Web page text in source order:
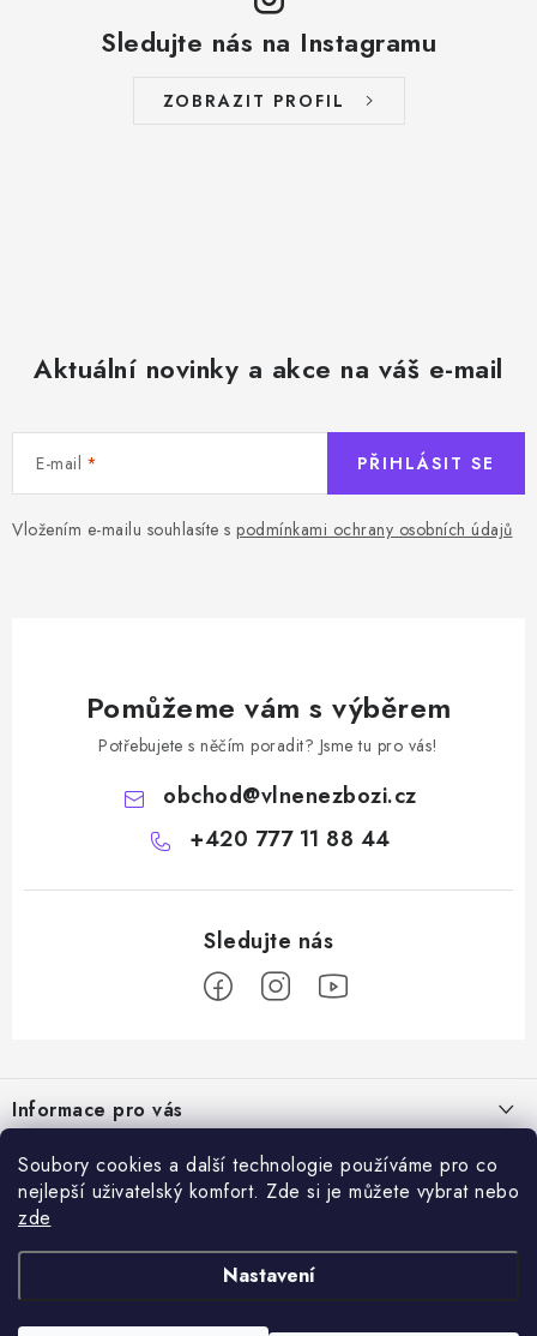
Soubory cookies a další technologie používáme pro co
nejlepší uživatelský komfort. Zde si je můžete vybrat nebo
zde
Nastavení
Sledujte nás na Instagramu
ZOBRAZIT PROFIL
Aktuální novinky a akce na váš e-mail
E-mail
Vložením e-mailu souhlasíte s podmínkami ochrany osobních údajů
PŘIHLÁSIT SE
Pomůžeme vám s výběrem
Potřebujete s něčím poradit? Jsme tu pro vás!
obchod@vlnenezbozi.cz
+420 777 11 88 44
pInformace pro vás
Doprava a platba
Hodnocení obchodu
Dárky k nákupu
Výměna / vrácení zboží
Vše o nákupu
Kontakty
Přijímáme online platby
Ověřený e-shop